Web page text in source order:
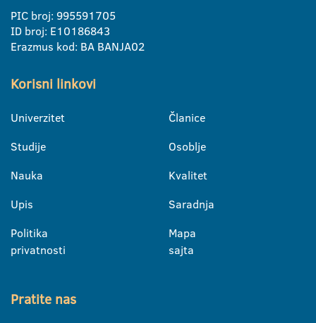
PIC broj: 995591705
ID broj: E10186843
Erazmus kod: BA BANJA02
Korisni linkovi
Univerzitet
Studije
Nauka
Upis
Politika
privatnosti
Članice
Osoblje
Kvalitet
Saradnja
Mapa
sajta
Pratite nas